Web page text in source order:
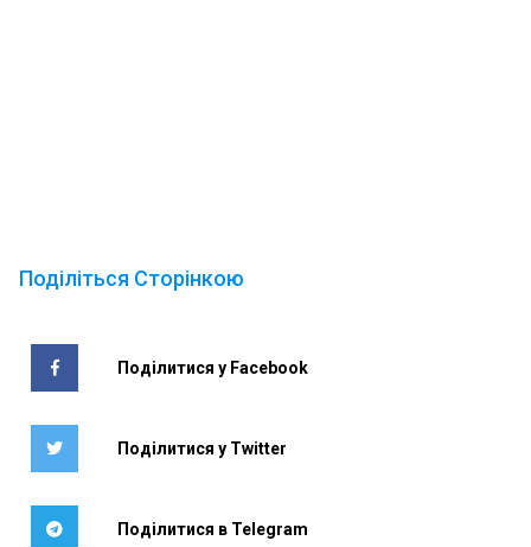
Поділіться Сторінкою
Поділитися у Facebook
Поділитися у Twitter
Поділитися в Telegram